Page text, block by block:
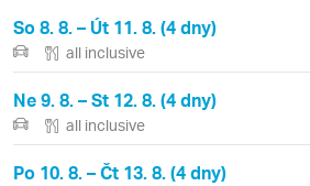
So 8. 8. – Út 11. 8. (4 dny)
all inclusive
Ne 9. 8. – St 12. 8. (4 dny)
all inclusive
Po 10. 8. – Čt 13. 8. (4 dny)